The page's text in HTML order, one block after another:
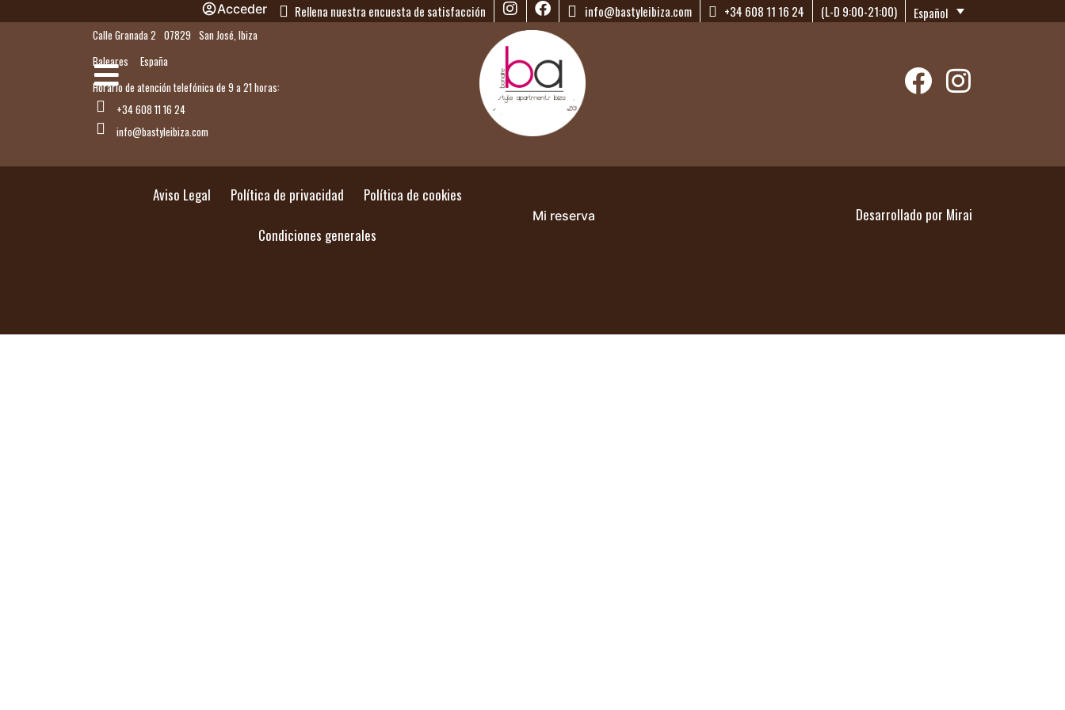
Acceder Rellena nuestra encuesta de satisfacción info@bastyleibiza.com +34 608 11 16 24 (L-D 9:00-21:00) Español
Calle Granada 2 07829 San José, Ibiza
Baleares
España
Horario de atención telefónica de 9 a 21 horas:
+34 608 11 16 24
info@bastyleibiza.com
Aviso Legal Política de privacidad Política de cookies
Condiciones generales
Mi reserva Desarrollado por Mirai